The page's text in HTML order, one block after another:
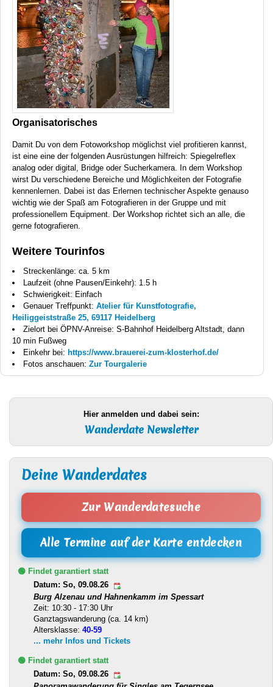
Organisatorisches
Damit Du von dem Fotoworkshop möglichst viel profitieren kannst,
ist eine eine der folgenden Ausrüstungen hilfreich: Spiegelreflex
analog oder digital, Bridge oder Sucherkamera. In dem Workshop
wirst Du verschiedene Bereiche und Möglichkeiten der Fotografie
kennenlernen. Dabei ist das Erlernen technischer Aspekte genauso
wichtig wie der Spaß am Fotografieren in der Gruppe und mit
professionellem Equipment. Der Workshop richtet sich an alle, die
gerne fotografieren.
Weitere Tourinfos
Streckenlänge: ca. 5 km
Laufzeit (ohne Pausen/Einkehr): 1.5 h
Schwierigkeit: Einfach
Genauer Treffpunkt: Atelier für Kunstfotografie,
Heiliggeiststraße 25, 69117 Heidelberg
Zielort bei ÖPNV-Anreise: S-Bahnhof Heidelberg Altstadt, dann
10 min Fußweg
Einkehr bei: https://www.brauerei-zum-klosterhof.de/
Fotos anschauen: Zur Tourgalerie
Hier anmelden und dabei sein:
Wanderdate Newsletter
Deine Wanderdates
Zur Wanderdatesuche
Alle Termine auf der Karte entdecken
🟢 Findet garantiert statt
Datum: So, 09.08.26
Burg Alzenau und Hahnenkamm im Spessart
Zeit: 10:30 - 17:30 Uhr
Ganztagswanderung (ca. 14 km)
Altersklasse: 40-59
... mehr Infos und Tickets
🟢 Findet garantiert statt
Datum: So, 09.08.26